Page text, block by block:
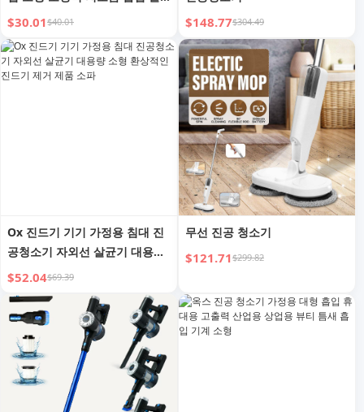
걸레 통합 휴대용 애완동물 흡입
기계
$30.01$40.01 $148.77$304.49
Ox 진드기 기기 가정용 침대 진
공청소기 자외선 살균기 대용량
소형 환상적인 진드기 제거 제품
$52.04$69.39
무선 진공 청소기
$121.71$299.82